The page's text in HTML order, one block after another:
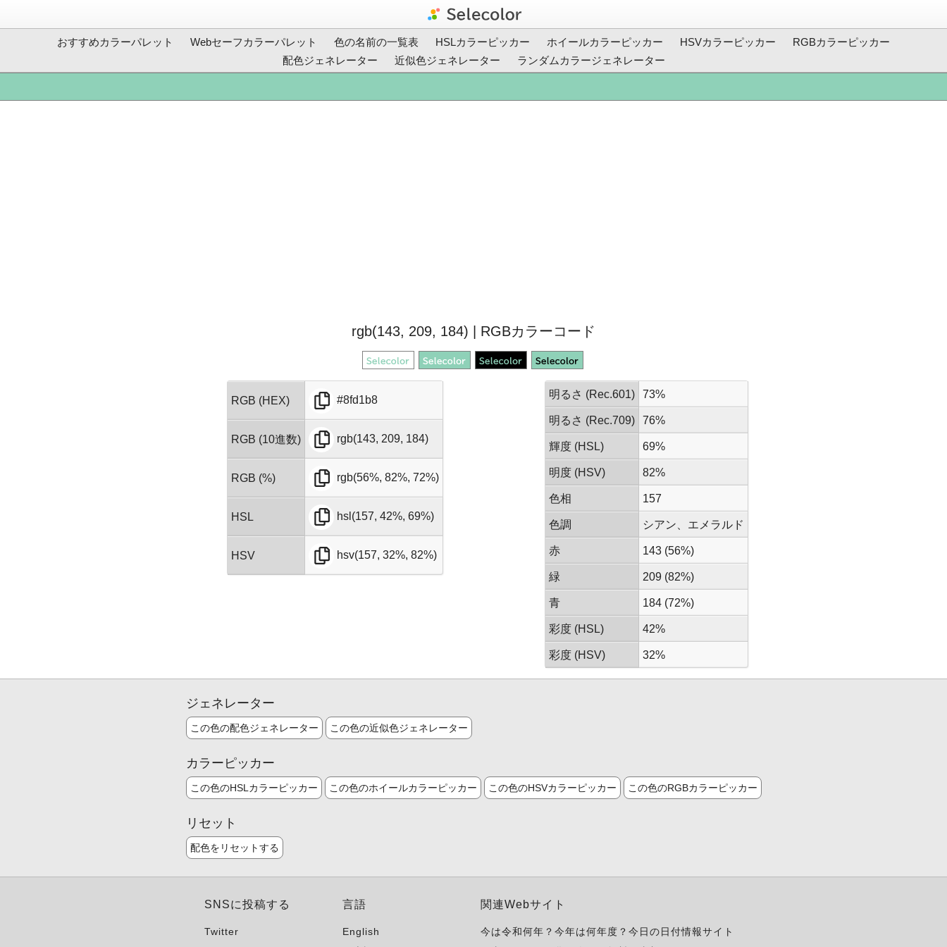
おすすめカラーパレット Webセーフカラーパレット 色の名前の一覧表 HSLカラーピッカー ホイールカラーピッカー HSVカラーピッカー
RGBカラーピッカー
配色ジェネレーター
近似色ジェネレーター ランダムカラージェネレーター
rgb(143, 209, 184) | RGBカラーコード
RGB (HEX) #8fd1b8
RGB (10進数) rgb(143, 209, 184)
RGB (%) rgb(56%, 82%, 72%)
HSL hsl(157, 42%, 69%)
HSV hsv(157, 32%, 82%)
明るさ (Rec.601) 73%
明るさ (Rec.709) 76%
輝度 (HSL) 69%
明度 (HSV) 82%
色相 157
色調 シアン、エメラルド
赤 143 (56%)
緑 209 (82%)
青 184 (72%)
彩度 (HSL) 42%
彩度 (HSV) 32%
ジェネレーター
この色の配色ジェネレーター この色の近似色ジェネレーター
カラーピッカー
この色のHSLカラーピッカー この色のホイールカラーピッカー この色のHSVカラーピッカー この色のRGBカラーピッカー
リセット
配色をリセットする
SNSに投稿する
Twitter
言語
English
関連Webサイト
今は令和何年？今年は何年度？今日の日付情報サイト